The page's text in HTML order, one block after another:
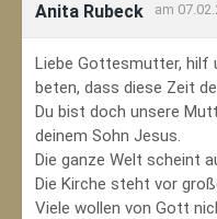
Anita Rubeck am
Liebe Gottesmutter, hilf
beten, dass diese Zeit
Du bist doch unsere
deinem Sohn Jesus.
Die ganze Welt scheint
Die Kirche steht vor
Viele wollen von Gott